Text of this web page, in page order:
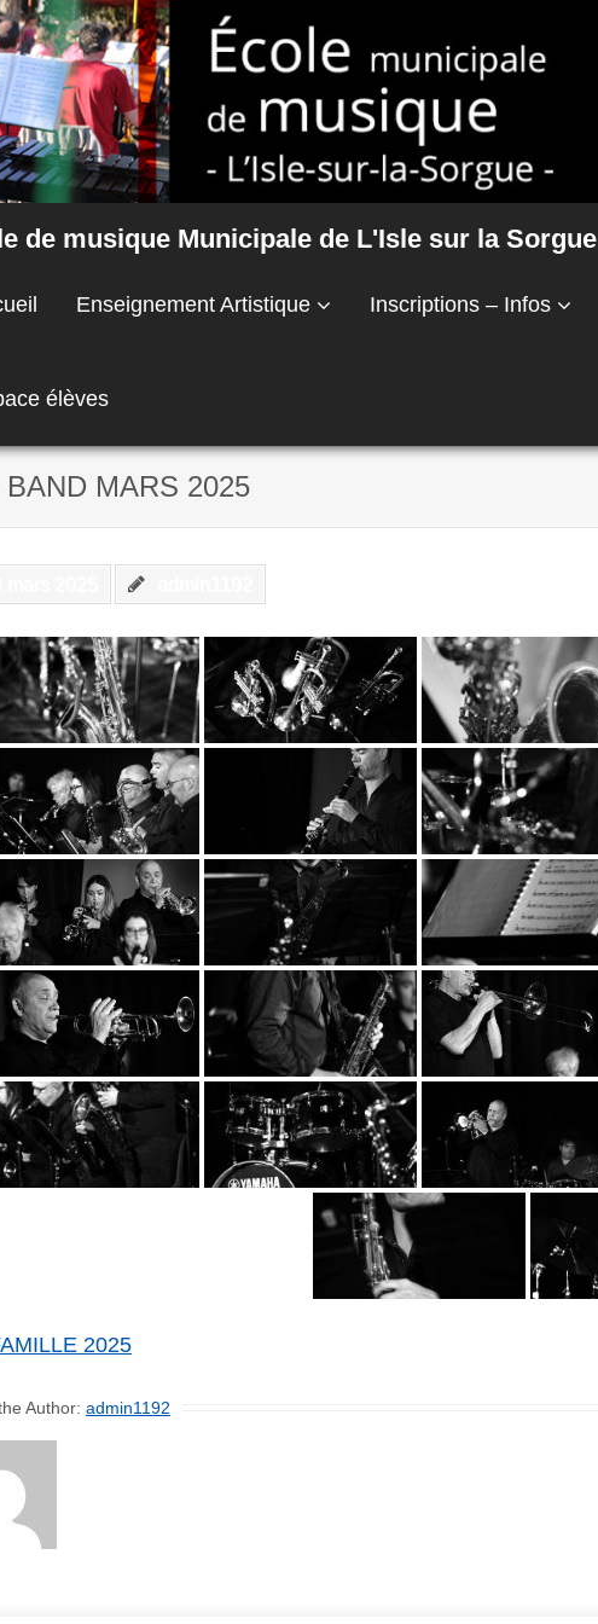
de musique Municipale de L'Isle sur la Sorgue
Enseignement Artistique Inscriptions – Infos
élèves
BAND MARS 2025
2025
Author: admin1192